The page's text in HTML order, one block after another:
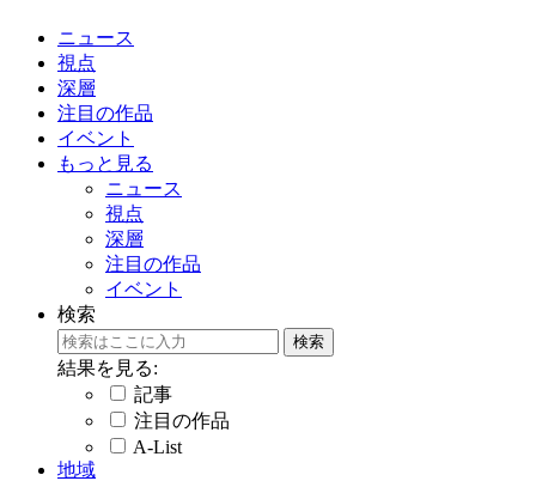
ニュース
視点
深層
注目の作品
イベント
もっと見る
ニュース
視点
深層
注目の作品
イベント
検索
結果を見る:
記事
注目の作品
A-List
地域